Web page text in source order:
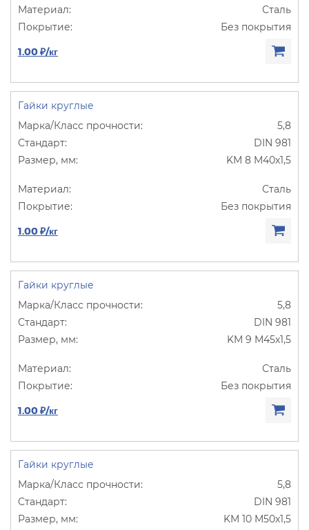
Сталь
Без покрытия
1.00 ₽/кг
Гайки круглые
5,8
DIN 981
KM 8 M40х1,5
Сталь
Без покрытия
1.00 ₽/кг
Гайки круглые
5,8
DIN 981
KM 9 M45х1,5
Сталь
Без покрытия
1.00 ₽/кг
Гайки круглые
5,8
DIN 981
KM 10 M50х1,5